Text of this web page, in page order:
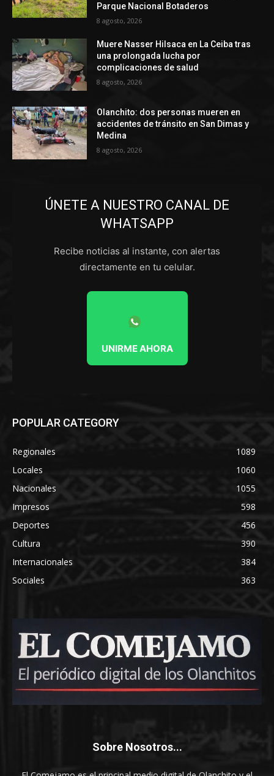
Parque Nacional Botaderos
8 agosto, 2026
Muere Nasser Hilsaca en La Ceiba tras
una prolongada lucha por
complicaciones de salud
8 agosto, 2026
Olanchito: dos personas mueren en
accidentes de tránsito en San Dimas y
Medina
8 agosto, 2026
ÚNETE A NUESTRO CANAL DE
WHATSAPP
Recibe noticias al instante, con alertas
directamente en tu celular.
UNIRME AHORA
POPULAR CATEGORY
Regionales
1089
Locales
1060
Nacionales
1055
Impresos
598
Deportes
456
Cultura
390
Internacionales
384
Sociales
363
Sobre Nosotros...